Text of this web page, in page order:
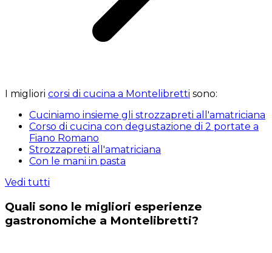
I migliori corsi di cucina a Montelibretti sono:
Cuciniamo insieme gli strozzapreti all'amatriciana
Corso di cucina con degustazione di 2 portate a
Fiano Romano
Strozzapreti all'amatriciana
Con le mani in pasta
Vedi tutti
Quali sono le migliori esperienze
gastronomiche a Montelibretti?